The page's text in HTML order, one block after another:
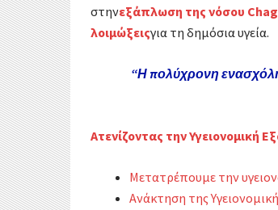
στηνεξάπλωση της νόσου
λοιμώξειςγια τη δημόσια υγεία.
“Η πολύχρονη
Ατενίζοντας την Υγειονομική
Μετατρέπουμε την
Ανάκτηση της